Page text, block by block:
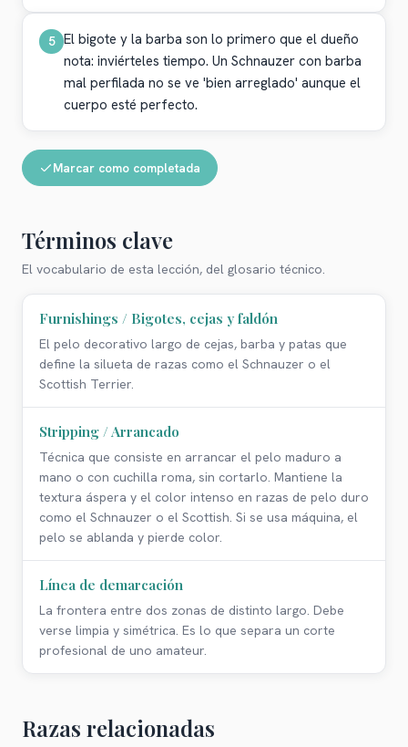
5 El bigote y la barba son lo primero que el dueño
nota: inviérteles tiempo. Un Schnauzer con barba
mal perfilada no se ve 'bien arreglado' aunque el
cuerpo esté perfecto.
Marcar como completada
Términos clave
El vocabulario de esta lección, del glosario técnico.
Furnishings / Bigotes, cejas y faldón
El pelo decorativo largo de cejas, barba y patas que
define la silueta de razas como el Schnauzer o el
Scottish Terrier.
Stripping / Arrancado
Técnica que consiste en arrancar el pelo maduro a
mano o con cuchilla roma, sin cortarlo. Mantiene la
textura áspera y el color intenso en razas de pelo duro
como el Schnauzer o el Scottish. Si se usa máquina, el
pelo se ablanda y pierde color.
Línea de demarcación
La frontera entre dos zonas de distinto largo. Debe
verse limpia y simétrica. Es lo que separa un corte
profesional de uno amateur.
Razas relacionadas